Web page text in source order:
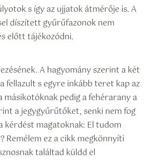
s így az ujjatok átmérője is. A
díszített gyűrűfazonok nem
előtt tájékozódni.
A hagyomány szerint a két
fellazult s egyre inkább teret kap az
másikotóknak pedig a fehérarany a
a jegygyűrűtőket, senki nem fog
magatoknak: El tudom
Remélem ez a cikk megkönnyíti
találtad küldd el